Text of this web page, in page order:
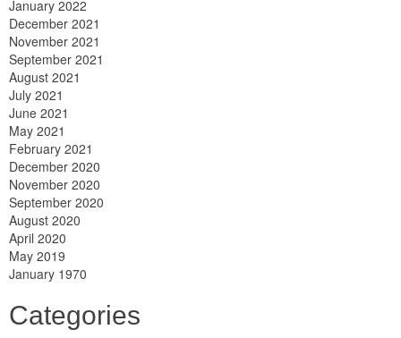
January 2022
December 2021
November 2021
September 2021
August 2021
July 2021
June 2021
May 2021
February 2021
December 2020
November 2020
September 2020
August 2020
April 2020
May 2019
January 1970
Categories